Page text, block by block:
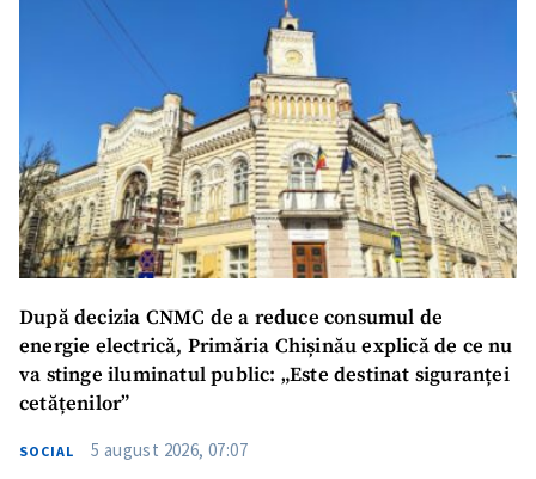
După decizia CNMC de a reduce consumul de
energie electrică, Primăria Chișinău explică de ce nu
va stinge iluminatul public: „Este destinat siguranței
cetățenilor”
SOCIAL 5 august 2026, 07:07